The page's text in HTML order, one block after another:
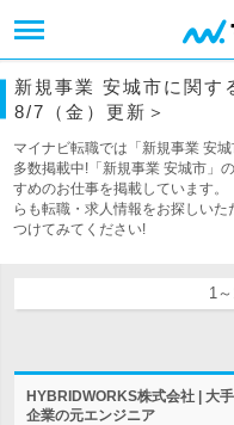
新規事業 安城市に関す
8/7（金）更新＞
マイナビ転職では「新規事業 安
多数掲載中!「新規事業 安城市」
すめのお仕事を掲載しています
らも転職・求人情報をお探しい
つけてみてください!
1
HYBRIDWORKS株式会社 | 大
企業の元エンジニア